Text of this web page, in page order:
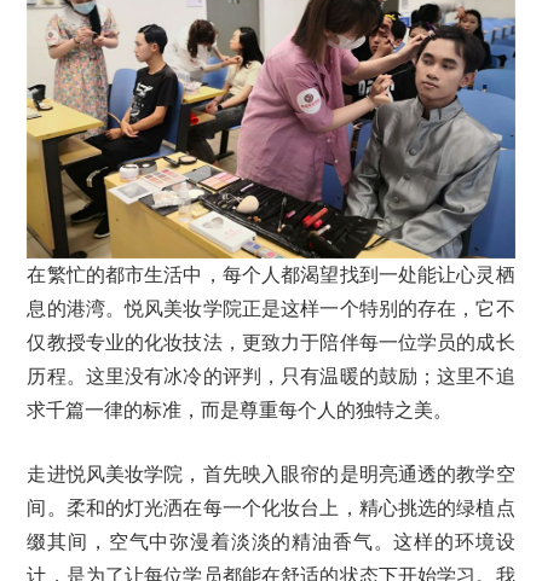
在繁忙的都市生活中，每个人都渴望找到一处能让心灵栖
息的港湾。悦风美妆学院正是这样一个特别的存在，它不
仅教授专业的化妆技法，更致力于陪伴每一位学员的成长
历程。这里没有冰冷的评判，只有温暖的鼓励；这里不追
求千篇一律的标准，而是尊重每个人的独特之美。
走进悦风美妆学院，首先映入眼帘的是明亮通透的教学空
间。柔和的灯光洒在每一个化妆台上，精心挑选的绿植点
缀其间，空气中弥漫着淡淡的精油香气。这样的环境设
计，是为了让每位学员都能在舒适的状态下开始学习。我